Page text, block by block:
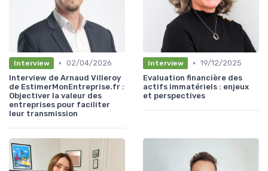
Interview • 02/04/2026
Interview de Arnaud Villeroy
de EstimerMonEntreprise.fr :
Objectiver la valeur des
entreprises pour faciliter
leur transmission
Interview • 19/12/2025
Evaluation financière des
actifs immatériels : enjeux
et perspectives